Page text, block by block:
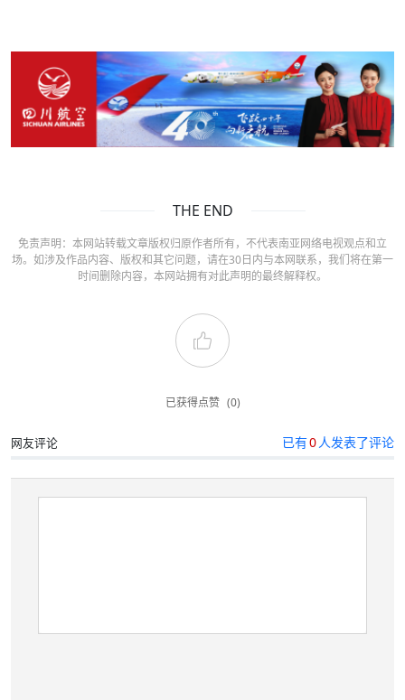
THE END
免责声明：本网站转载文章版权归原作者所有，不代表南亚网络电视观点和立
场。如涉及作品内容、版权和其它问题，请在30日内与本网联系，我们将在第一
时间删除内容，本网站拥有对此声明的最终解释权。
已获得点赞 (0)
网友评论 已有0人发表了评论